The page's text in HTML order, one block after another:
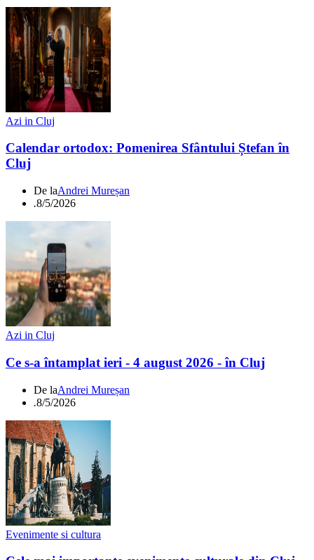
Azi in Cluj
Calendar ortodox: Pomenirea Sfântului Ștefan în
Cluj
De laAndrei Mureșan
.8/5/2026
Azi in Cluj
Ce s-a întamplat ieri - 4 august 2026 - în Cluj
De laAndrei Mureșan
.8/5/2026
Evenimente si cultura